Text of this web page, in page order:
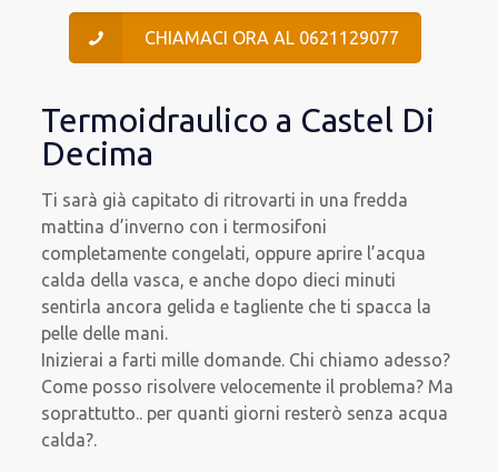
CHIAMACI ORA AL 0621129077
Termoidraulico a Castel Di
Decima
Ti sarà già capitato di ritrovarti in una fredda
mattina d’inverno con i termosifoni
completamente congelati, oppure aprire l’acqua
calda della vasca, e anche dopo dieci minuti
sentirla ancora gelida e tagliente che ti spacca la
pelle delle mani.
Inizierai a farti mille domande. Chi chiamo adesso?
Come posso risolvere velocemente il problema? Ma
soprattutto.. per quanti giorni resterò senza acqua
calda?.